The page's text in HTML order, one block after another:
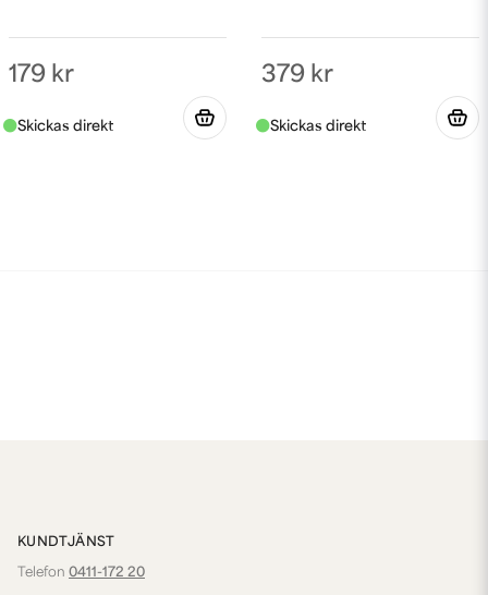
179 kr 379 kr
KUNDTJÄNST
Telefon 0411-172 20